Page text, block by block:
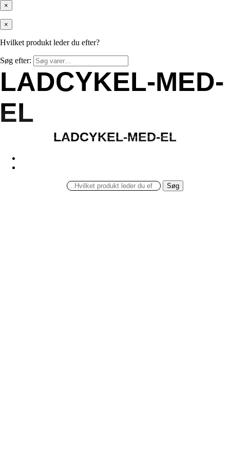
×
×
Hvilket produkt leder du efter?
Søg efter:
LADCYKEL-MED-
EL
MED-
LADCYKEL-MED-EL
LADCYKEL-MED-EL
Søg